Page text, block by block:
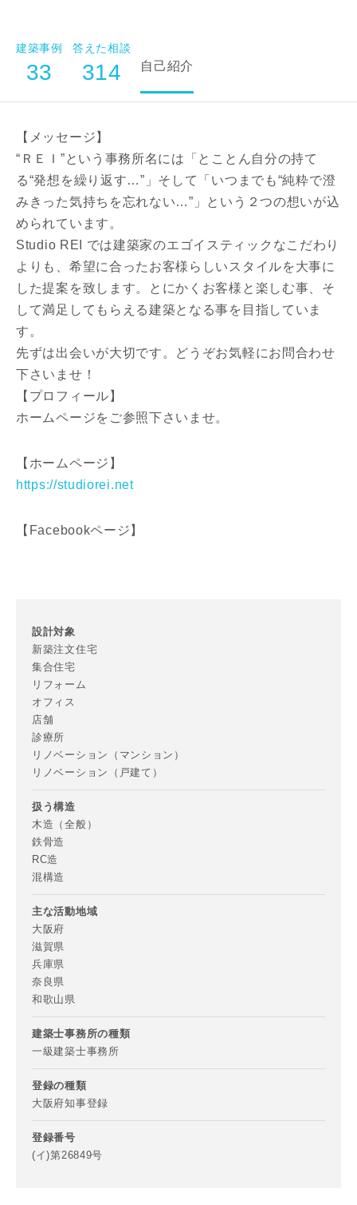
建築事例
33
答えた相談
314 自己紹介
【メッセージ】
“ＲＥＩ”という事務所名には「とことん自分の持て
る“発想を繰り返す…”」そして「いつまでも“純粋で澄
みきった気持ちを忘れない…”」という２つの想いが込
められています。
Studio REI では建築家のエゴイスティックなこだわり
よりも、希望に合ったお客様らしいスタイルを大事に
した提案を致します。とにかくお客様と楽しむ事、そ
して満足してもらえる建築となる事を目指していま
す。
先ずは出会いが大切です。どうぞお気軽にお問合わせ
下さいませ！
【プロフィール】
ホームページをご参照下さいませ。
【ホームページ】
https://studiorei.net
【Facebookページ】
設計対象
新築注文住宅
集合住宅
リフォーム
オフィス
店舗
診療所
リノベーション（マンション）
リノベーション（戸建て）
扱う構造
木造（全般）
鉄骨造
RC造
混構造
主な活動地域
大阪府
滋賀県
兵庫県
奈良県
和歌山県
建築士事務所の種類
一級建築士事務所
登録の種類
大阪府知事登録
登録番号
(イ)第26849号
希望の予算
万円〜 万円
完成希望時期
た専門家へ提供すること、または当社サービスのご案内のた
めに利用します。
当社は、本サービス又は利用契約に関し，お客様に発生した
損害について、債務不履行責任、不法行為責任、その他の法
律上の請求原因の如何を問わず賠償の責任を負わないものと
します。
当社は、お客様が本サービスを利用することにより第三者と
の間で生じた紛争等について一切責任を負わないものとしま
す。
専門家の都合により、資料の送付が遅くなったり、送付
できない場合があります。あらかじめご了承ください。
閉じる
閉じる
閉じる